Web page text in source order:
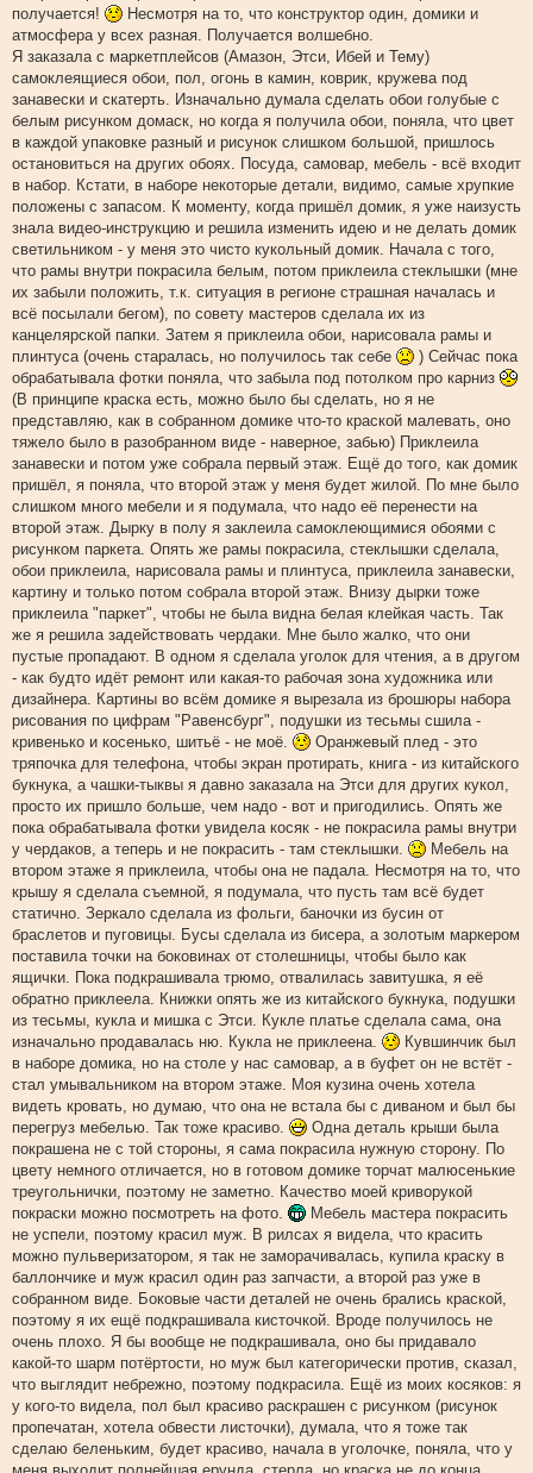
получается!
Несмотря на то, что конструктор один, домики и
атмосфера у всех разная. Получается волшебно.
Я заказала с маркетплейсов (Амазон, Этси, Ибей и Тему)
самоклеящиеся обои, пол, огонь в камин, коврик, кружева под
занавески и скатерть. Изначально думала сделать обои голубые с
белым рисунком домаск, но когда я получила обои, поняла, что цвет
в каждой упаковке разный и рисунок слишком большой, пришлось
остановиться на других обоях. Посуда, самовар, мебель - всё входит
в набор. Кстати, в наборе некоторые детали, видимо, самые хрупкие
положены с запасом. К моменту, когда пришёл домик, я уже наизусть
знала видео-инструкцию и решила изменить идею и не делать домик
светильником - у меня это чисто кукольный домик. Начала с того,
что рамы внутри покрасила белым, потом приклеила стеклышки (мне
их забыли положить, т.к. ситуация в регионе страшная началась и
всё посылали бегом), по совету мастеров сделала их из
канцелярской папки. Затем я приклеила обои, нарисовала рамы и
плинтуса (очень старалась, но получилось так себе
) Сейчас пока
обрабатывала фотки поняла, что забыла под потолком про карниз
(В принципе краска есть, можно было бы сделать, но я не
представляю, как в собранном домике что-то краской малевать, оно
тяжело было в разобранном виде - наверное, забью) Приклеила
занавески и потом уже собрала первый этаж. Ещё до того, как домик
пришёл, я поняла, что второй этаж у меня будет жилой. По мне было
слишком много мебели и я подумала, что надо её перенести на
второй этаж. Дырку в полу я заклеила самоклеющимися обоями с
рисунком паркета. Опять же рамы покрасила, стеклышки сделала,
обои приклеила, нарисовала рамы и плинтуса, приклеила занавески,
картину и только потом собрала второй этаж. Внизу дырки тоже
приклеила "паркет", чтобы не была видна белая клейкая часть. Так
же я решила задействовать чердаки. Мне было жалко, что они
пустые пропадают. В одном я сделала уголок для чтения, а в другом
- как будто идёт ремонт или какая-то рабочая зона художника или
дизайнера. Картины во всём домике я вырезала из брошюры набора
рисования по цифрам "Равенсбург", подушки из тесьмы сшила -
кривенько и косенько, шитьё - не моё.
Оранжевый плед - это
тряпочка для телефона, чтобы экран протирать, книга - из китайского
букнука, а чашки-тыквы я давно заказала на Этси для других кукол,
просто их пришло больше, чем надо - вот и пригодились. Опять же
пока обрабатывала фотки увидела косяк - не покрасила рамы внутри
у чердаков, а теперь и не покрасить - там стеклышки.
Мебель на
втором этаже я приклеила, чтобы она не падала. Несмотря на то, что
крышу я сделала съемной, я подумала, что пусть там всё будет
статично. Зеркало сделала из фольги, баночки из бусин от
браслетов и пуговицы. Бусы сделала из бисера, а золотым маркером
поставила точки на боковинах от столешницы, чтобы было как
ящички. Пока подкрашивала трюмо, отвалилась завитушка, я её
обратно приклеела. Книжки опять же из китайского букнука, подушки
из тесьмы, кукла и мишка с Этси. Кукле платье сделала сама, она
изначально продавалась ню. Кукла не приклеена.
Кувшинчик был
в наборе домика, но на столе у нас самовар, а в буфет он не встёт -
стал умывальником на втором этаже. Моя кузина очень хотела
видеть кровать, но думаю, что она не встала бы с диваном и был бы
перегруз мебелью. Так тоже красиво.
Одна деталь крыши была
покрашена не с той стороны, я сама покрасила нужную сторону. По
цвету немного отличается, но в готовом домике торчат малюсенькие
треугольнички, поэтому не заметно. Качество моей криворукой
покраски можно посмотреть на фото.
Мебель мастера покрасить
не успели, поэтому красил муж. В рилсах я видела, что красить
можно пульверизатором, я так не заморачивалась, купила краску в
баллончике и муж красил один раз запчасти, а второй раз уже в
собранном виде. Боковые части деталей не очень брались краской,
поэтому я их ещё подкрашивала кисточкой. Вроде получилось не
очень плохо. Я бы вообще не подкрашивала, оно бы придавало
какой-то шарм потёртости, но муж был категорически против, сказал,
что выглядит небрежно, поэтому подкрасила. Ещё из моих косяков: я
у кого-то видела, пол был красиво раскрашен с рисунком (рисунок
пропечатан, хотела обвести листочки), думала, что я тоже так
сделаю беленьким, будет красиво, начала в уголочке, поняла, что у